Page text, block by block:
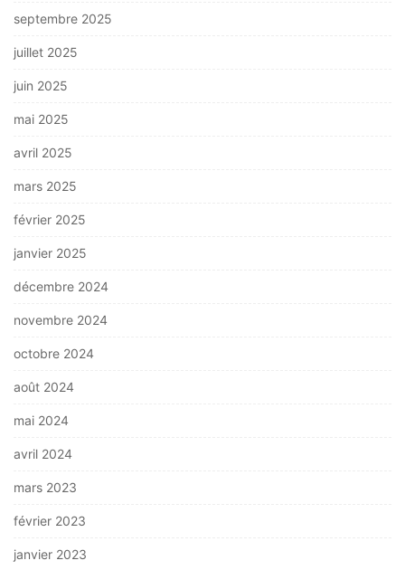
septembre 2025
juillet 2025
juin 2025
mai 2025
avril 2025
mars 2025
février 2025
janvier 2025
décembre 2024
novembre 2024
octobre 2024
août 2024
mai 2024
avril 2024
mars 2023
février 2023
janvier 2023